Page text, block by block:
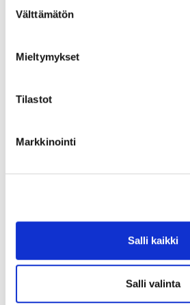
valinta
Välttämätön
Mieltymykset
Tilastot
Markkinointi
Salli kaikki
Salli valinta